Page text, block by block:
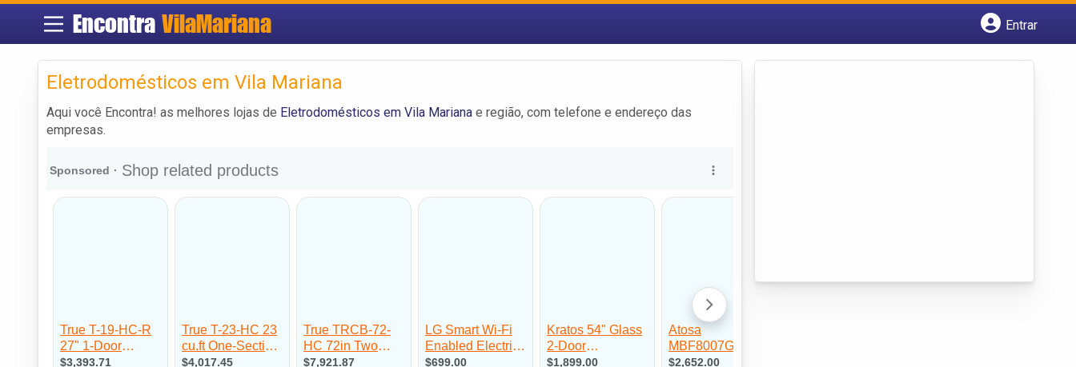
Encontra VilaMariana
Entrar
Eletrodomésticos em Vila Mariana
Aqui você Encontra! as melhores lojas de Eletrodomésticos em Vila Mariana e região, com telefone e endereço das
empresas.